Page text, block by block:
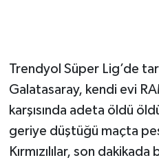
​Trendyol Süper Lig’de
Galatasaray, kendi evi
karşısında adeta öldü
geriye düştüğü maçta
Kırmızılılar, son